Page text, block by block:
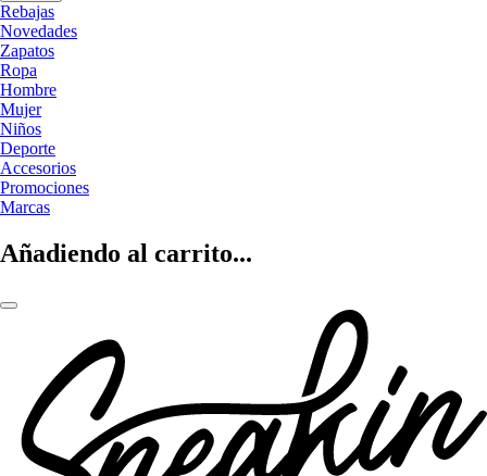
Rebajas
Novedades
Zapatos
Ropa
Hombre
Mujer
Niños
Deporte
Accesorios
Promociones
Marcas
Añadiendo al carrito...